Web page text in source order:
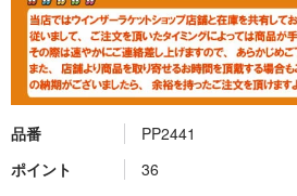
品番
PP2441
ポイント
36